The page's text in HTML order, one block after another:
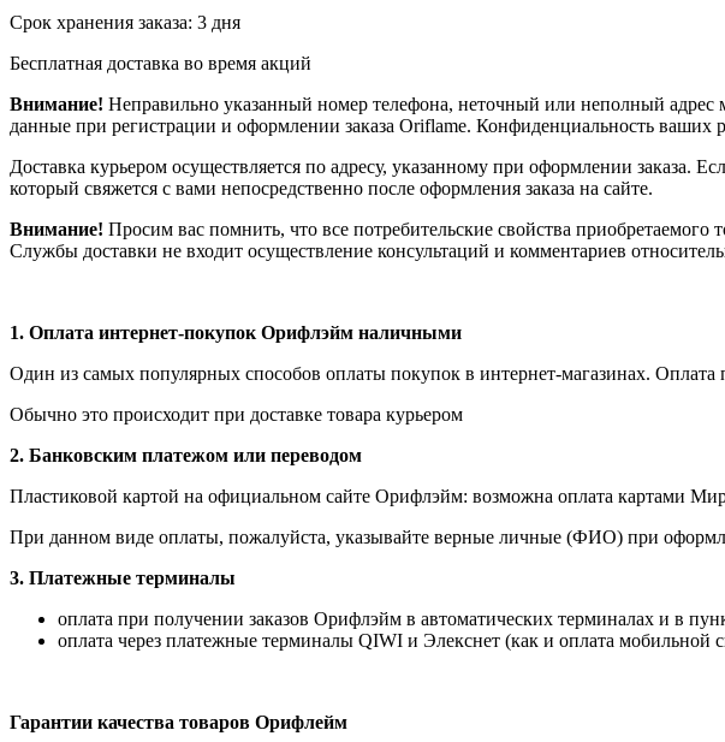
Срок хранения заказа: 3 дня
Бесплатная доставка во время акций
Внимание! Неправильно указанный номер телефона, неточный или неполный
данные при регистрации и оформлении заказа Oriflame. Конфиденциальность ваших
Доставка курьером осуществляется по адресу, указанному при оформлении заказа.
который свяжется с вами непосредственно после оформления заказа на сайте.
Внимание! Просим вас помнить, что все потребительские свойства
Службы доставки не входит осуществление консультаций и комментариев
1. Оплата интернет-покупок Орифлэйм наличными
Один из самых популярных способов оплаты покупок в интернет-магазинах. Оплата
Обычно это происходит при доставке товара курьером
2. Банковским платежом или переводом
Пластиковой картой на официальном сайте Орифлэйм: возможна оплата картами
При данном виде оплаты, пожалуйста, указывайте верные личные (ФИО) при
3. Платежные терминалы
оплата при получении заказов Орифлэйм в автоматических терминалах и в
оплата через платежные терминалы QIWI и Элекснет (как и оплата мобильной
Гарантии качества товаров Орифлейм